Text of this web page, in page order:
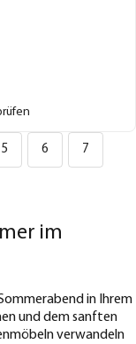
5 6 7
im
in Ihrem
und dem sanften
verwandeln